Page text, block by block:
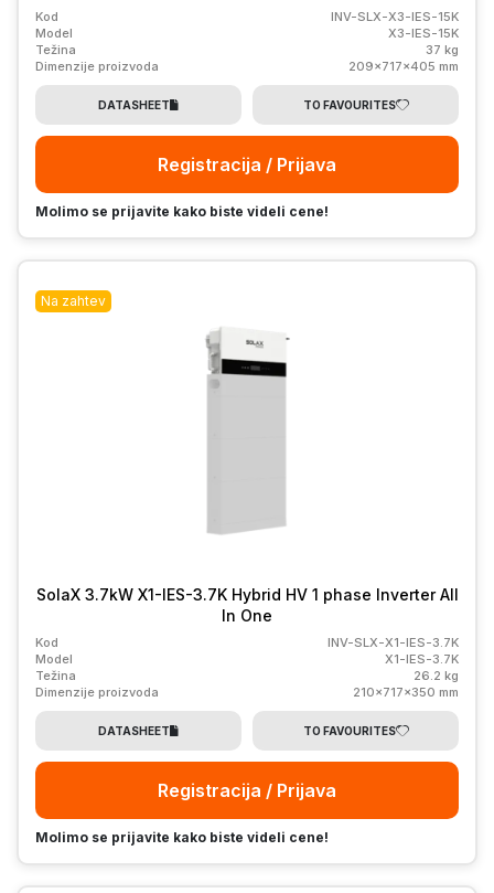
Kod
INV-SLX-X3-IES-15K
Model
X3-IES-15K
Težina
37 kg
Dimenzije proizvoda
209x717x405 mm
DATASHEET TO FAVOURITES
Registracija / Prijava
Molimo se prijavite kako biste videli cene!
Na zahtev
SolaX 3.7kW X1-IES-3.7K Hybrid HV 1 phase Inverter All
In One
Kod
INV-SLX-X1-IES-3.7K
Model
X1-IES-3.7K
Težina
26.2 kg
Dimenzije proizvoda
210x717x350 mm
DATASHEET TO FAVOURITES
Registracija / Prijava
Molimo se prijavite kako biste videli cene!